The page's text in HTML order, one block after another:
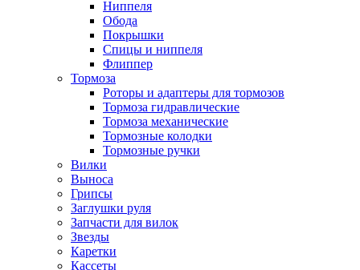
Ниппеля
Обода
Покрышки
Спицы и ниппеля
Флиппер
Тормоза
Роторы и адаптеры для тормозов
Тормоза гидравлические
Тормоза механические
Тормозные колодки
Тормозные ручки
Вилки
Выноса
Грипсы
Заглушки руля
Запчасти для вилок
Звезды
Каретки
Кассеты